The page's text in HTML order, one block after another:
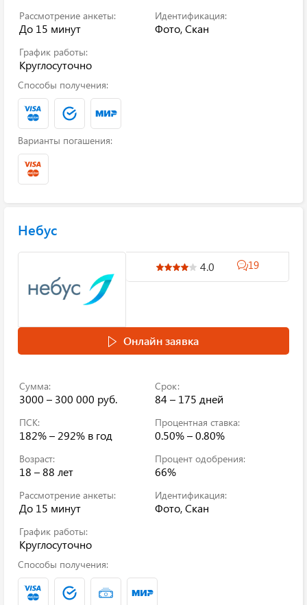
Рассмотрение анкеты:
До 15 минут
Идентификация:
Фото, Скан
График работы:
Круглосуточно
Способы получения:
Варианты погашения:
Небус
4.0 19
Онлайн заявка
Сумма:
3000 – 300 000 руб.
Срок:
84 – 175 дней
ПСК:
182% – 292% в год
Процентная ставка:
0.50% – 0.80%
Возраст:
18 – 88 лет
Процент одобрения:
66%
Рассмотрение анкеты:
До 15 минут
Идентификация:
Фото, Скан
График работы:
Круглосуточно
Способы получения: